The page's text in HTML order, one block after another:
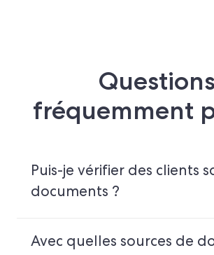
Questions
fréquemment
Puis-je vérifier des clients
documents ?
Avec quelles sources de